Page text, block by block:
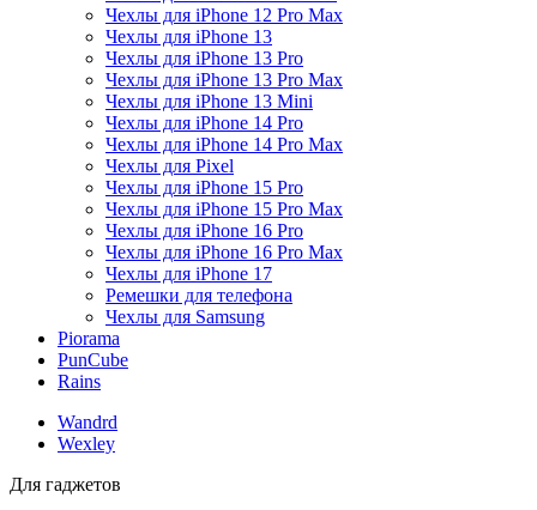
Чехлы для iPhone 12 Pro Max
Чехлы для iPhone 13
Чехлы для iPhone 13 Pro
Чехлы для iPhone 13 Pro Max
Чехлы для iPhone 13 Mini
Чехлы для iPhone 14 Pro
Чехлы для iPhone 14 Pro Max
Чехлы для Pixel
Чехлы для iPhone 15 Pro
Чехлы для iPhone 15 Pro Max
Чехлы для iPhone 16 Pro
Чехлы для iPhone 16 Pro Max
Чехлы для iPhone 17
Ремешки для телефона
Чехлы для Samsung
Piorama
PunCube
Rains
Wandrd
Wexley
Для гаджетов